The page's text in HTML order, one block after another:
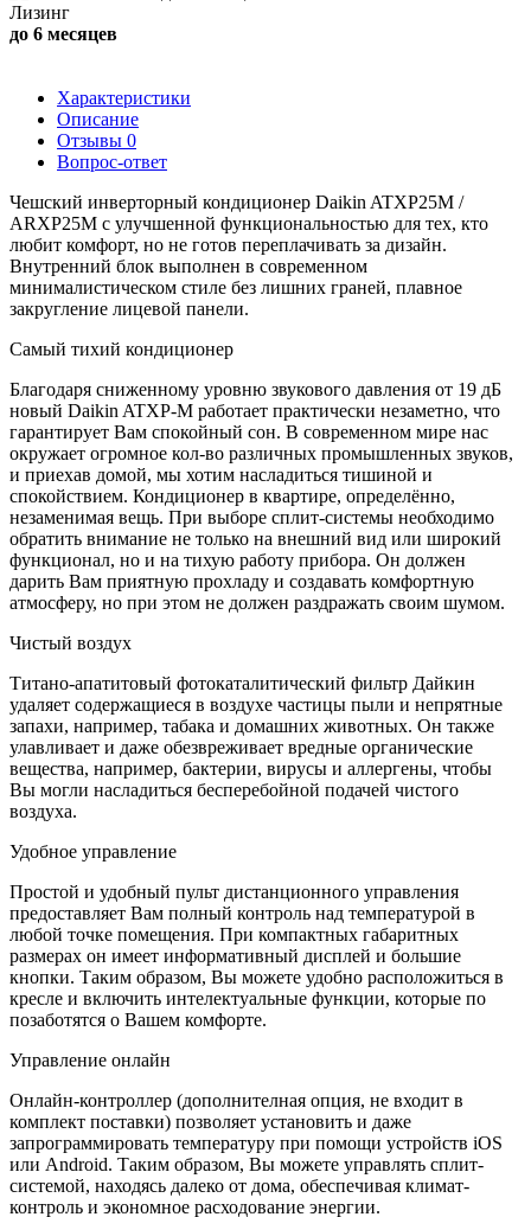
Лизинг
до 6 месяцев
Характеристики
Описание
Отзывы 0
Вопрос-ответ
Чешский инверторный кондиционер Daikin ATXP25M /
ARXP25M с улучшенной функциональностью для тех, кто
любит комфорт, но не готов переплачивать за дизайн.
Внутренний блок выполнен в современном
минималистическом стиле без лишних граней, плавное
закругление лицевой панели.
Самый тихий кондиционер
Благодаря сниженному уровню звукового давления от 19 дБ
новый Daikin ATXP-M работает практически незаметно, что
гарантирует Вам спокойный сон. В современном мире нас
окружает огромное кол-во различных промышленных звуков,
и приехав домой, мы хотим насладиться тишиной и
спокойствием. Кондиционер в квартире, определённо,
незаменимая вещь. При выборе сплит-системы необходимо
обратить внимание не только на внешний вид или широкий
функционал, но и на тихую работу прибора. Он должен
дарить Вам приятную прохладу и создавать комфортную
атмосферу, но при этом не должен раздражать своим шумом.
Чистый воздух
Титано-апатитовый фотокаталитический фильтр Дайкин
удаляет содержащиеся в воздухе частицы пыли и непрятные
запахи, например, табака и домашних животных. Он также
улавливает и даже обезвреживает вредные органические
вещества, например, бактерии, вирусы и аллергены, чтобы
Вы могли насладиться бесперебойной подачей чистого
воздуха.
Удобное управление
Простой и удобный пульт дистанционного управления
предоставляет Вам полный контроль над температурой в
любой точке помещения. При компактных габаритных
размерах он имеет информативный дисплей и большие
кнопки. Таким образом, Вы можете удобно расположиться в
кресле и включить интелектуальные функции, которые по
позаботятся о Вашем комфорте.
Управление онлайн
Онлайн-контроллер (дополнителная опция, не входит в
комплект поставки) позволяет установить и даже
запрограммировать температуру при помощи устройств iOS
или Android. Таким образом, Вы можете управлять сплит-
системой, находясь далеко от дома, обеспечивая климат-
контроль и экономное расходование энергии.